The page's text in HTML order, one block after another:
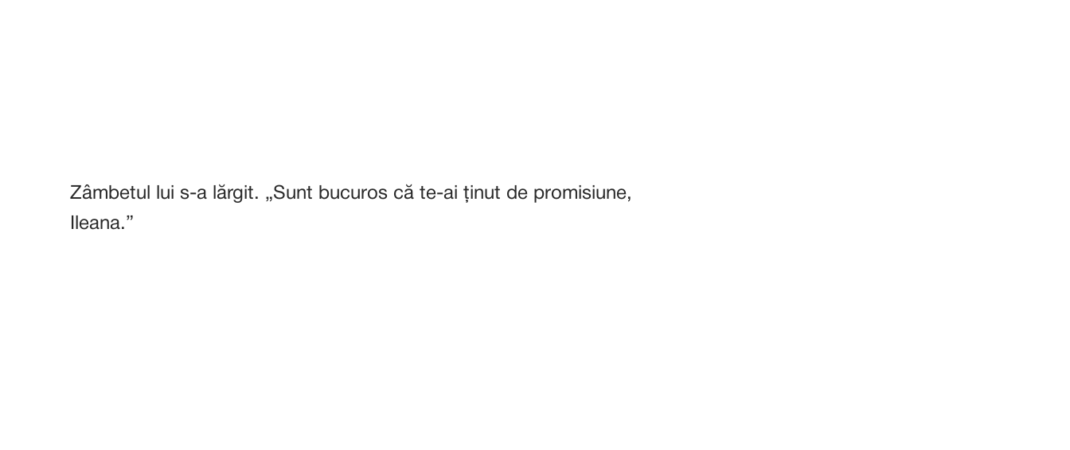
Zâmbetul lui s-a lărgit. „Sunt bucuros că te-ai ținut de promisiune,
Ileana.”